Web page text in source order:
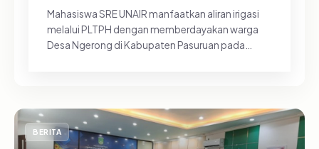
Mahasiswa SRE UNAIR manfaatkan aliran irigasi
melalui PLTPH dengan memberdayakan warga
Desa Ngerong di Kabupaten Pasuruan pada
BERITA